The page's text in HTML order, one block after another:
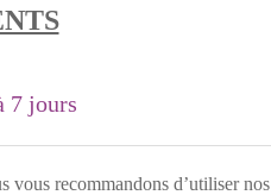
7 jours
vous recommandons d’utiliser nos